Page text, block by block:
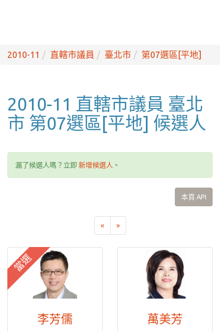
2010-11 直轄市議員 臺北市 第07選區[平地]
2010-11 直轄市議員 臺北
市 第07選區[平地] 候選人
漏了候選人嗎？立即 新增候選人 。
本頁 API
« »
當選
李芳儒 萬美芳